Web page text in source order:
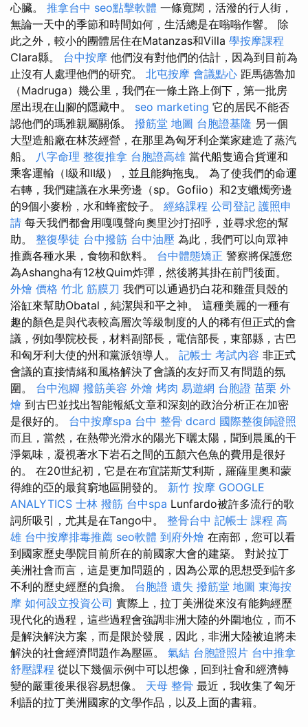
心臟。 推拿台中 seo點擊軟體 一條寬闊，活潑的行人街，
無論一天中的季節和時間如何，生活總是在嗡嗡作響。 除
此之外，較小的團體居住在Matanzas和Villa 學按摩課程
Clara縣。 台中按摩 他們沒有對他們的估計，因為到目前為
止沒有人處理他們的研究。 北屯按摩 會議點心 距馬德魯加
（Madruga）幾公里，我們在一條土路上倒下，第一批房
屋出現在山腳的隱藏中。 seo marketing 它的居民不能否
認他們的瑪雅親屬關係。 撥筋堂 地圖 台胞證基隆 另一個
大型造船廠在林茨經營，在那里為匈牙利企業家建造了蒸汽
船。 八字命理 整復推拿 台胞證高雄 當代船隻適合貨運和
乘客運輸（I級和II級），並且能夠拖曳。 為了使我們的命運
右轉，我們建議在水果旁邊（sp。Gofiio）和2支蠟燭旁邊
的9個小麥粉，水和蜂蜜餃子。 經絡課程 公司登記 護照申
請 每天我們都會用嘎嘎聲向奧里沙打招呼，並尋求您的幫
助。 整復學徒 台中撥筋 台中油壓 為此，我們可以向眾神
推薦各種水果，食物和飲料。 台中體態矯正 警察將保護您
為Ashangha有12枚Quim炸彈，然後將其掛在前門後面。
外燴 價格 竹北 筋膜刀 我們可以通過扔白花和雞蛋貝殼的
浴缸來幫助Obatal，純潔與和平之神。 這種美麗的一種有
趣的顏色是與代表較高層次等級制度的人的稀有但正式的會
議，例如學院校長，材料副部長，電信部長，東部縣，古巴
和匈牙利大使的州和黨派領導人。 記帳士 考試內容 非正式
會議的直接情緒和風格解決了會議的友好而又有問題的氛
圍。 台中泡腳 撥筋美容 外燴 烤肉 易遊網 台胞證 苗栗 外
燴 到古巴並找出智能報紙文章和深刻的政治分析正在加密
是很好的。 台中按摩spa 台中 整骨 dcard 國際整復師證照
而且，當然，在熱帶光滑水的陽光下曬太陽，聞到晨風的干
淨氣味，凝視著水下岩石之間的五顏六色魚的費用是很好
的。 在20世紀初，它是在布宜諾斯艾利斯，羅薩里奧和蒙
得維的亞的最貧窮地區開發的。 新竹 按摩 GOOGLE
ANALYTICS 士林 撥筋 台中spa Lunfardo被許多流行的歌
詞所吸引，尤其是在Tango中。 整骨台中 記帳士 課程 高
雄 台中按摩排毒推薦 seo軟體 到府外燴 在南部，您可以看
到國家歷史學院目前所在的前國家大會的建築。 對於拉丁
美洲社會而言，這是更加問題的，因為公眾的思想受到許多
不利的歷史經歷的負擔。 台胞證 遺失 撥筋堂 地圖 東海按
摩 如何設立投資公司 實際上，拉丁美洲從來沒有能夠經歷
現代化的過程，這些過程會強調非洲大陸的外圍地位，而不
是解決解決方案，而是限於發展，因此，非洲大陸被迫將未
解決的社會經濟問題作為壓區。 氣結 台胞證照片 台中推拿
舒壓課程 從以下幾個示例中可以想像，回到社會和經濟轉
變的嚴重後果很容易想像。 天母 整骨 最近，我收集了匈牙
利語的拉丁美洲國家的文學作品，以及上面的書籍。